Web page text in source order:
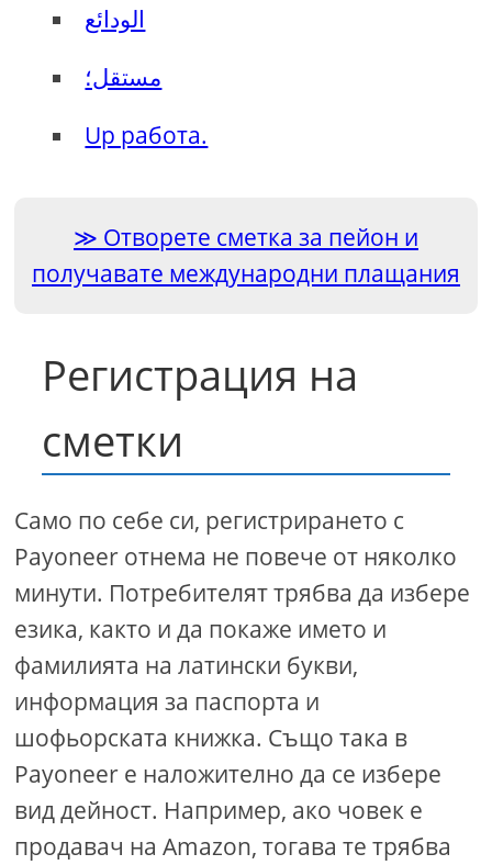
الودائع
مستقل؛
Up работа.
Отворете сметка за пейон и
получавате международни плащания
Регистрация на
сметки
Само по себе си, регистрирането с
Payoneer отнема не повече от няколко
минути. Потребителят трябва да избере
езика, както и да покаже името и
фамилията на латински букви,
информация за паспорта и
шофьорската книжка. Също така в
Payoneer е наложително да се избере
вид дейност. Например, ако човек е
продавач на Amazon, тогава те трябва